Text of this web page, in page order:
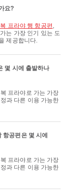
요?
프라야 행 항공편 ,
는 가장 인기 있는 도
제공합니다.
몇 시에 출발하나
과 다른 이용 가능한
공편은 몇 시에
과 다른 이용 가능한